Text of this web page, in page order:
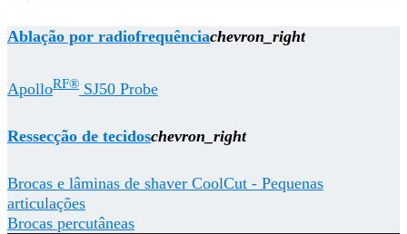
Ablação por radiofrequênciachevron_right
ApolloRF® SJ50 Probe
Ressecção de tecidoschevron_right
Brocas e lâminas de shaver CoolCut - Pequenas
articulações
Brocas percutâneas